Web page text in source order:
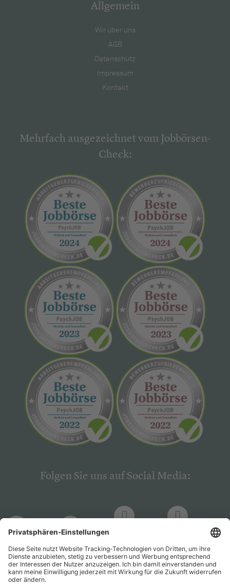
Allgemein
Wir über uns
AGB
Datenschutz
Impressum
Kontakt
Mehrfach ausgezeichnet vom Jobbörsen-
Check:
Folgen Sie uns auf Social Media:
PsychJOB PsychJOB
Hogrefe
Verlag
Hogrefe
Verlag